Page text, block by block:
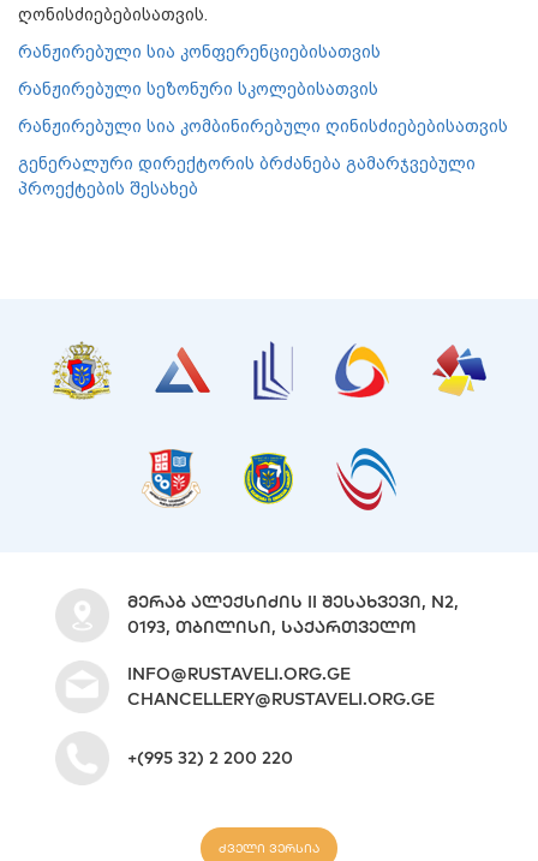
ღონისძიებებისათვის.
რანჟირებული სია კონფერენციებისათვის
რანჟირებული სეზონური სკოლებისათვის
რანჟირებული სია კომბინირებული ღინისძიებებისათვის
გენერალური დირექტორის ბრძანება გამარჯვებული
პროექტების შესახებ
ᲛᲔᲠᲐᲑ ᲐᲚᲔᲥᲡᲘᲫᲘᲡ II ᲨᲔᲡᲐᲮᲕᲔᲕᲘ, N2,
0193, ᲗᲑᲘᲚᲘᲡᲘ, ᲡᲐᲥᲐᲠᲗᲕᲔᲚᲝ
INFO@RUSTAVELI.ORG.GE
CHANCELLERY@RUSTAVELI.ORG.GE
+(995 32) 2 200 220
ძველი ვერსია